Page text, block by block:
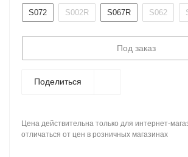
S072 S002R S067R S062
Под заказ
Поделиться
Цена действительна только для интернет-
отличаться от цен в розничных магазинах